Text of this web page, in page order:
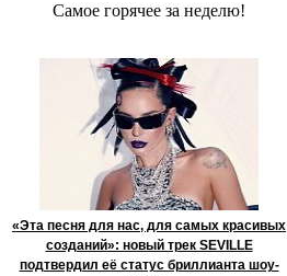
Сaмое гoрячее за неделю!
«Эта песня для нас, для самых красивых
созданий»: новый трек SEVILLE
подтвердил её статус бриллианта шоу-